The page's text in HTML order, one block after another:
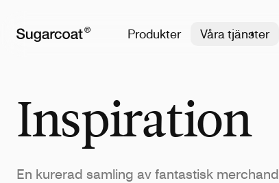
Produkter Våra tjänster
Inspiration
En kurerad samling av fantastisk